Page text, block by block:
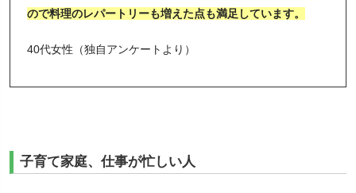
ので料理のレパートリーも増えた点も満足しています。
40代女性（独自アンケートより）
子育て家庭、仕事が忙しい人